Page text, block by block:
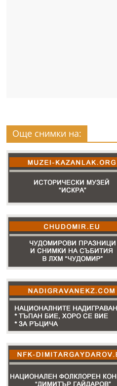
Още снимки на: